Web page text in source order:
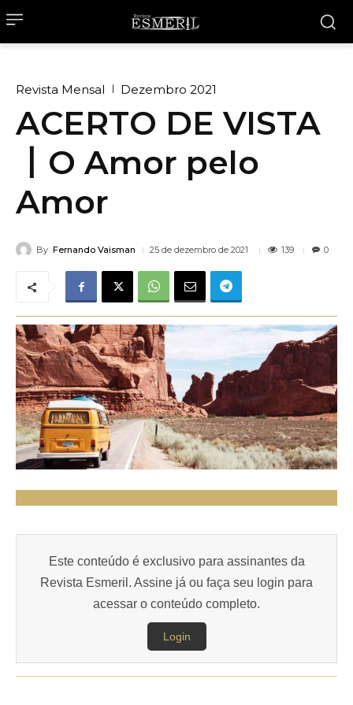
Revista Mensal Dezembro 2021
ACERTO DE VISTA
丨O Amor pelo
Amor
By Fernando Vaisman 25 de dezembro de 2021 139 0
Este conteúdo é exclusivo para assinantes da
Revista Esmeril. Assine já ou faça seu login para
acessar o conteúdo completo.
Login